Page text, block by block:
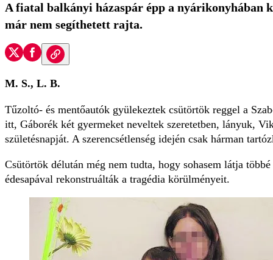
A fiatal balkányi házaspár épp a nyárikonyhában
már nem segíthetett rajta.
M. S., L. B.
Tűzoltó- és mentőautók gyülekeztek csütörtök reggel a
itt, Gáborék két gyermeket neveltek szeretetben, lányuk,
születésnapját. A szerencsétlenség idején csak hárman
Csütörtök délután még nem tudta, hogy sohasem látja
édesapával re­konst­ruálták a tragédia körülményeit.